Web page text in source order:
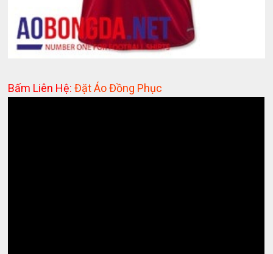
Bấm Liên Hệ:Đặt Áo Đồng Phục